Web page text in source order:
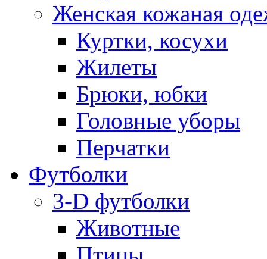
Женская кожаная
Куртки, косухи
Жилеты
Брюки, юбки
Головные уборы
Перчатки
Футболки
3-D футболки
Животные